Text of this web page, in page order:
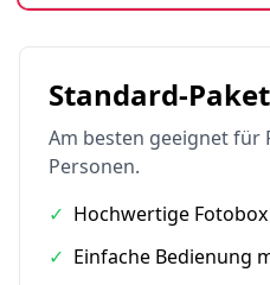
Standard-Paket
Am besten geeignet für
Personen.
✓ Hochwertige Fotobox
✓ Einfache Bedienung